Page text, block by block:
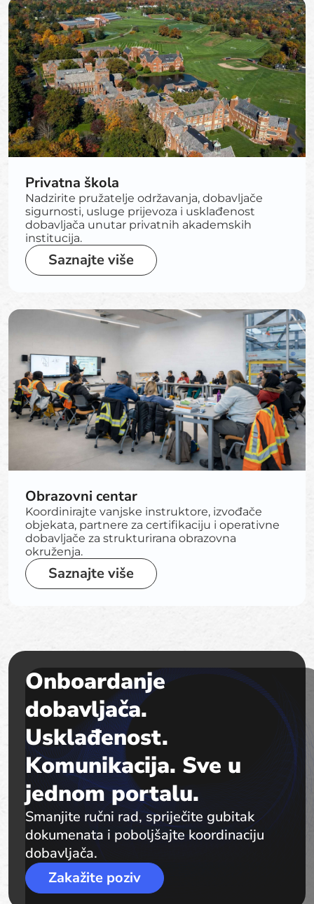
Privatna škola
Nadzirite pružatelje održavanja, dobavljače
sigurnosti, usluge prijevoza i usklađenost
dobavljača unutar privatnih akademskih
institucija.
Saznajte više
Obrazovni centar
Koordinirajte vanjske instruktore, izvođače
objekata, partnere za certifikaciju i operativne
dobavljače za strukturirana obrazovna
okruženja.
Saznajte više
Onboardanje
dobavljača.
Usklađenost.
Komunikacija. Sve u
jednom portalu.
Smanjite ručni rad, spriječite gubitak
dokumenata i poboljšajte koordinaciju
dobavljača.
Zakažite poziv